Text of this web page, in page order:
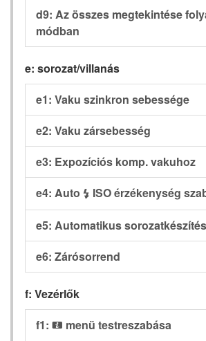
d9: Az összes megtekintése
módban
e: sorozat/villanás
e1: Vaku szinkron sebessége
e2: Vaku zársebesség
e3: Expozíciós komp. vakuhoz
e4: Auto c ISO érzékenység
e5: Automatikus
e6: Zárósorrend
f: Vezérlők
f1: i menü testreszabása